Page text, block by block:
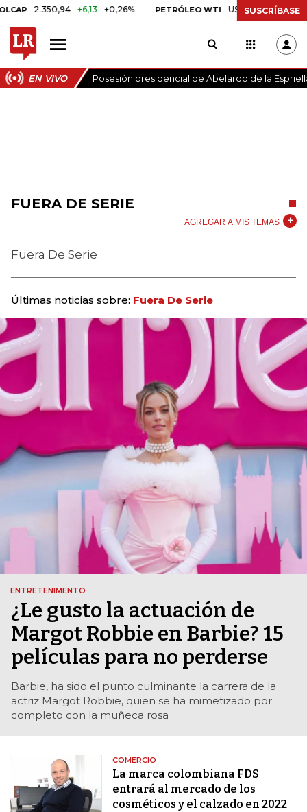
2.350,94 +6,13 +0,26% PETRÓLEO WTI US$ 78,01 US$ 2,92
SUSCRÍBASE
EN VIVO Posesión presidencial de Abelardo de la
FUERA DE SERIE
AGREGAR A MIS TEMAS
Fuera De Serie
Últimas noticias sobre: Fuera De Serie
ENTRETENIMENTO
¿Le gusto la actuación de
Margot Robbie en Barbie? 15
películas para no perderse
Barbie, ha sido el punto culminante la carrera de la
actriz Margot Robbie, quien se ha mimetizado por
completo con la muñeca rosa
COMERCIO
La marca colombiana FDS
entrará al mercado de los
cosméticos y el calzado en 2022